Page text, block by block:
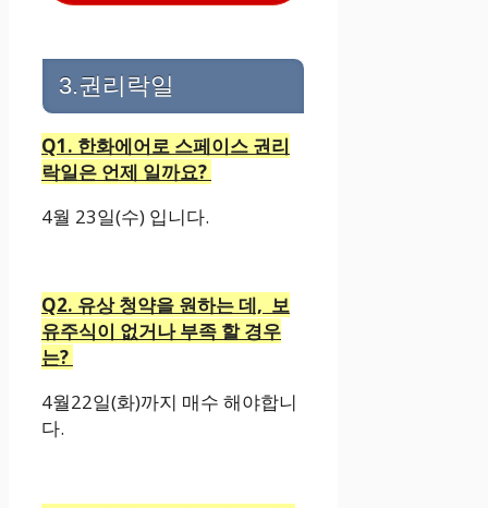
3.권리락일
Q1. 한화에어로 스페이스 권리
락일은 언제 일까요?
4월 23일(수) 입니다.
Q2. 유상 청약을 원하는 데, 보
유주식이 없거나 부족 할 경우
는?
4월22일(화)까지 매수 해야합니
다.